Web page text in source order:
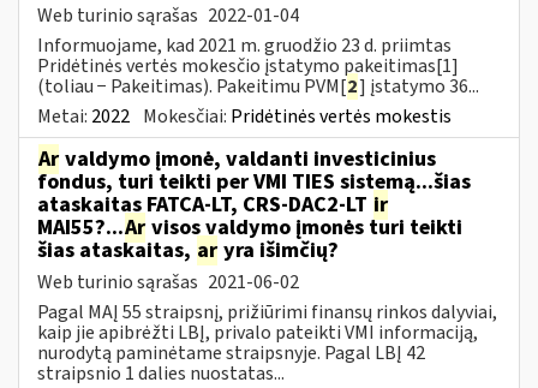
Web turinio sąrašas 2022-01-04
Informuojame, kad 2021 m. gruodžio 23 d. priimtas
Pridėtinės vertės mokesčio įstatymo pakeitimas[1]
(toliau − Pakeitimas). Pakeitimu PVM[2] įstatymo 36...
Metai: 2022 Mokesčiai: Pridėtinės vertės mokestis
Ar valdymo įmonė, valdanti investicinius
fondus, turi teikti per VMI TIES sistemą...šias
ataskaitas FATCA-LT, CRS-DAC2-LT ir
MAI55?...Ar visos valdymo įmonės turi teikti
šias ataskaitas, ar yra išimčių?
Web turinio sąrašas 2021-06-02
Pagal MAĮ 55 straipsnį, prižiūrimi finansų rinkos dalyviai,
kaip jie apibrėžti LBĮ, privalo pateikti VMI informaciją,
nurodytą paminėtame straipsnyje. Pagal LBĮ 42
straipsnio 1 dalies nuostatas...